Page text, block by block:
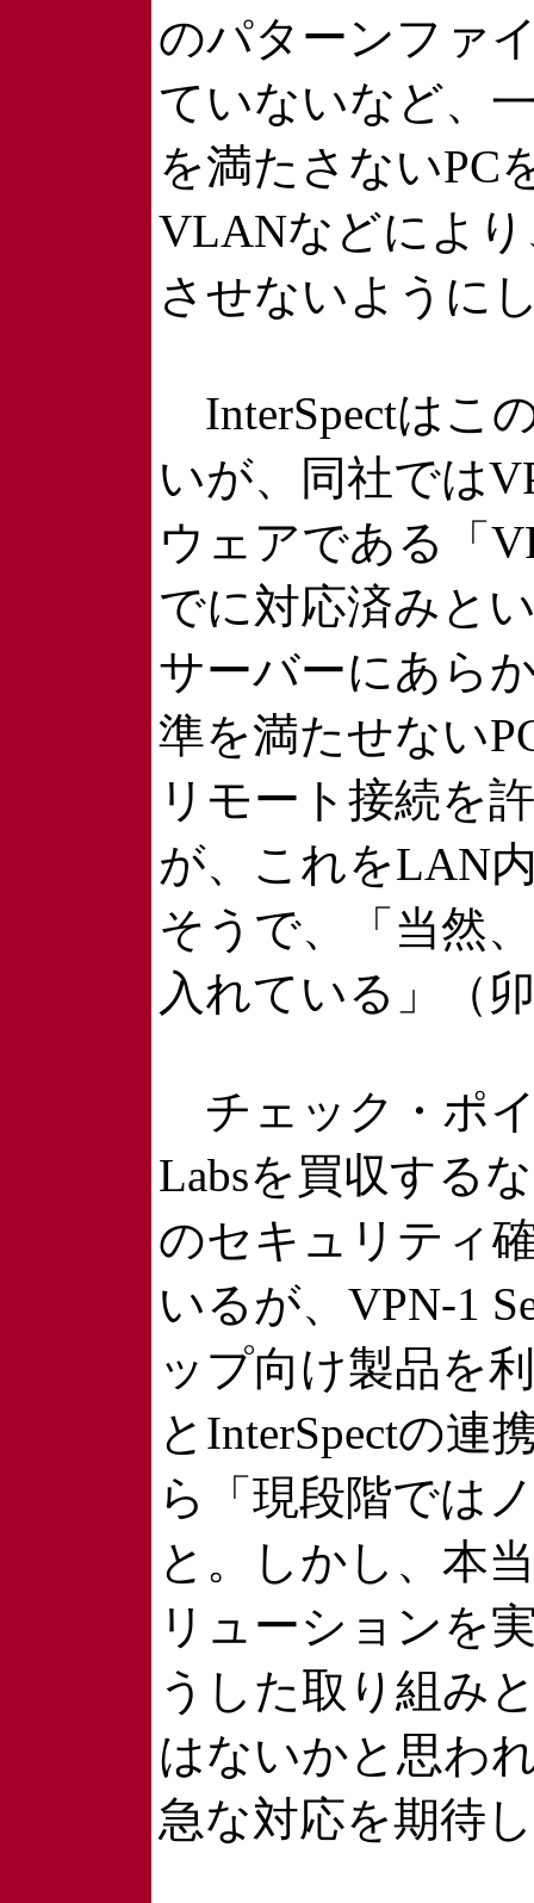
のパターンファ
ていないなど、
を満たさないPC
VLANなどによ
させないように
InterSpectはこ
いが、同社では
ウェアである「
でに対応済みと
サーバーにあら
準を満たせない
リモート接続を
が、これをLAN
そうで、「当然
入れている」（
チェック・ポイ
Labsを買収する
のセキュリティ
いるが、VPN-1
ップ向け製品を
とInterSpectの連
ら「現段階では
と。しかし、本
リューションを
うした取り組み
はないかと思わ
急な対応を期待